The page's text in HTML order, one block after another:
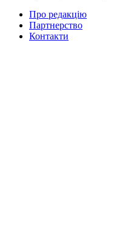
Про редакцію
Партнерство
Контакти